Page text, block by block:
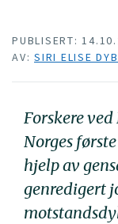
PUBLISERT:
AV: SIRI ELISE
Forskere
Norges
hjelp av
genredigert